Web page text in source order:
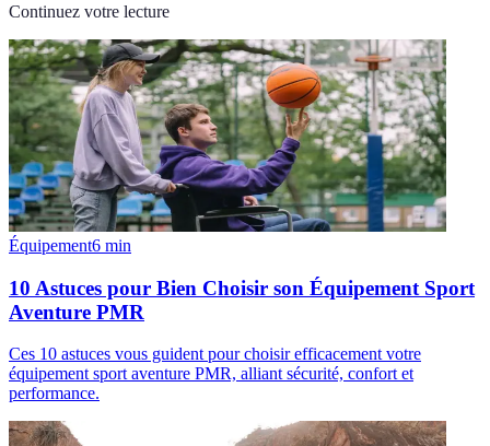
Continuez votre lecture
Équipement6 min
10 Astuces pour Bien Choisir son Équipement Sport
Aventure PMR
Ces 10 astuces vous guident pour choisir efficacement votre
équipement sport aventure PMR, alliant sécurité, confort et
performance.